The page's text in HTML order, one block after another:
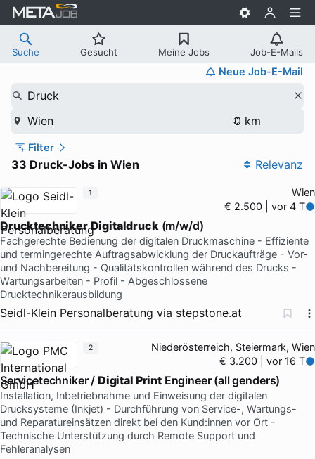
Suche Gesucht Meine Jobs Job-E-Mails
Neue Job-E-Mail
Druck
Wien
Filter
33 Druck-Jobs in Wien Relevanz
Wien
€ 2.500 | vor 4 T
DrucktechnikerDigitaldruck (m/w/d)
Fachgerechte Bedienung der digitalen Druckmaschine - Effiziente
und termingerechte Auftragsabwicklung der Druckaufträge - Vor-
und Nachbereitung - Qualitätskontrollen während des Drucks -
Wartungsarbeiten - Profil - Abgeschlossene
Drucktechnikerausbildung
Seidl-Klein Personalberatung via stepstone.at
1
Niederösterreich, Steiermark, Wien
€ 3.200 | vor 16 T
Servicetechniker / Digital PrintEngineer (all genders)
Installation, Inbetriebnahme und Einweisung der digitalen
Drucksysteme (Inkjet) - Durchführung von Service-, Wartungs-
und Reparatureinsätzen direkt bei den Kund:innen vor Ort -
Technische Unterstützung durch Remote Support und
Fehleranalysen
2